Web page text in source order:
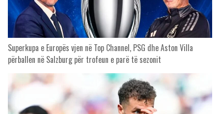
Superkupa e Europës vjen në Top Channel, PSG dhe Aston Villa
përballen në Salzburg për trofeun e parë të sezonit